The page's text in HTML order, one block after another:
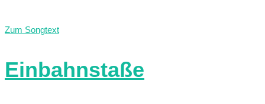
Zum Songtext
Einbahnstaße